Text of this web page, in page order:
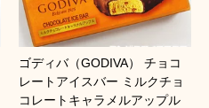
ゴディバ（GODIVA） チョコ
レートアイスバー ミルクチョ
コレートキャラメルアップル